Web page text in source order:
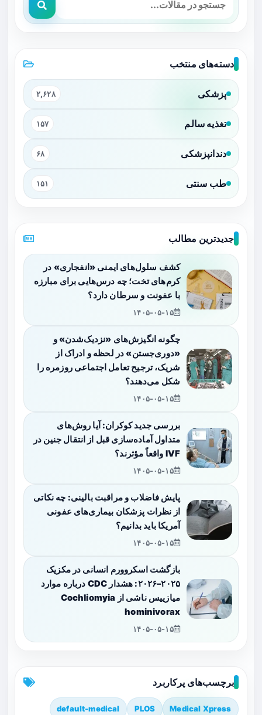
دسته‌های منتخب
پزشکی ۲,۶۲۸
تغذیه سالم ۱۵۷
دندانپزشکی ۶۸
طب سنتی ۱۵۱
جدیدترین مطالب
کشف سلول‌های ایمنی «انفجاری» در
کرم‌های تخت؛ چه درس‌هایی برای مبارزه
با عفونت و سرطان دارد؟
۱۴۰۵-۰۵-۱۵
چگونه انگیزش‌های «نزدیک‌شدن» و
«دوری‌جستن» در لحظه و ادراک از
شریک، ترجیح تعامل اجتماعی روزمره را
شکل می‌دهند؟
۱۴۰۵-۰۵-۱۵
بررسی جدید کوکران: آیا روش‌های
متداول آماده‌سازی قبل از انتقال جنین در
IVF واقعاً مؤثرند؟
۱۴۰۵-۰۵-۱۵
پایش فاضلاب و مراقبت بالینی: چه نکاتی
از نظرات پزشکان بیماری‌های عفونی
آمریکا باید بدانیم؟
۱۴۰۵-۰۵-۱۵
بازگشت اسکروورم انسانی در مکزیک
۲۰۲۵–۲۰۲۶: هشدار CDC درباره موارد
میازییس ناشی از Cochliomyia
hominivorax
۱۴۰۵-۰۵-۱۵
برچسب‌های پرکاربرد
Medical Xpress
PLOS
default-medical